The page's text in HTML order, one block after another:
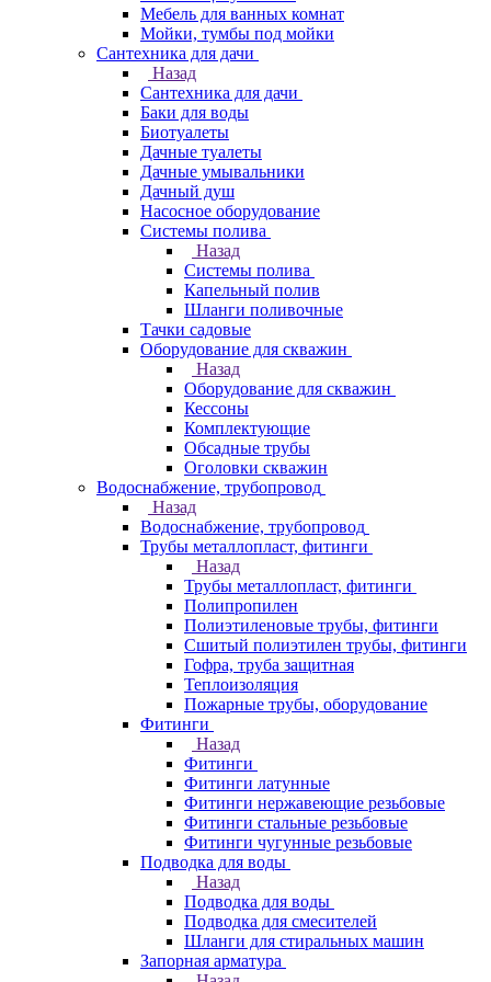
Мебель для ванных комнат
Мойки, тумбы под мойки
Сантехника для дачи
Назад
Сантехника для дачи
Баки для воды
Биотуалеты
Дачные туалеты
Дачные умывальники
Дачный душ
Насосное оборудование
Системы полива
Назад
Системы полива
Капельный полив
Шланги поливочные
Тачки садовые
Оборудование для скважин
Назад
Оборудование для скважин
Кессоны
Комплектующие
Обсадные трубы
Оголовки скважин
Водоснабжение, трубопровод
Назад
Водоснабжение, трубопровод
Трубы металлопласт, фитинги
Назад
Трубы металлопласт, фитинги
Полипропилен
Полиэтиленовые трубы, фитинги
Сшитый полиэтилен трубы, фитинги
Гофра, труба защитная
Теплоизоляция
Пожарные трубы, оборудование
Фитинги
Назад
Фитинги
Фитинги латунные
Фитинги нержавеющие резьбовые
Фитинги стальные резьбовые
Фитинги чугунные резьбовые
Подводка для воды
Назад
Подводка для воды
Подводка для смесителей
Шланги для стиральных машин
Запорная арматура